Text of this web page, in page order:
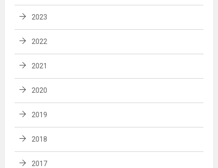
2023
2022
2021
2020
2019
2018
2017